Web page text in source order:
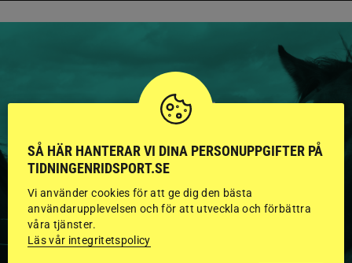
HINGSTAR ONLINE
GODKÄNDA HINGSTAR I
FLERA KATEGORIER MED
BILDER OCH FAKTA
SÅ HÄR HANTERAR VI DINA PERSONUPPGIFTER PÅ
TIDNINGENRIDSPORT.SE
Vi använder cookies för att ge dig den bästa
användarupplevelsen och för att utveckla och förbättra
våra tjänster.
Läs vår integritetspolicy